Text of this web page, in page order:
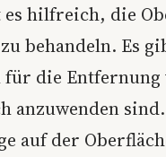
hilfreich, die
behandeln. Es
die
anzuwenden
auf der